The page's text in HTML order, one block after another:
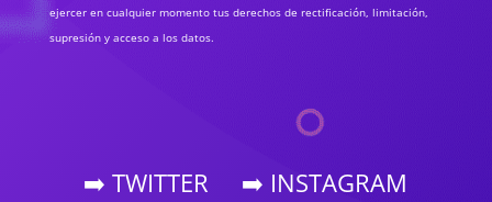
ejercer en cualquier momento tus derechos de rectificación, limitación,
supresión y acceso a los datos.
➡️ TWITTER ➡️ INSTAGRAM